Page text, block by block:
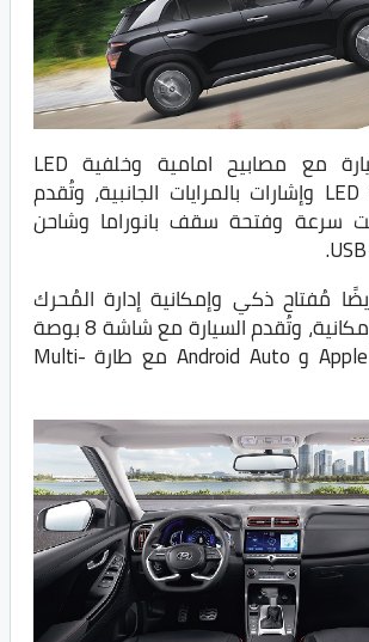
تُقدم ايضًا السيارة مع مصابيح امامية وخلفية LED
ومصابيح نهارية LED وإشارات بالمرايات الجانبية، وتُقدم
سرعة وفتحة سقف بانوراما وشاحن
مُفتاح ذكي وإمكانية إدارة المُحرك
بدون مُفتاح مع إمكانية، وتُقدم السيارة مع شاشة 8 بوصة
تدعم Apple Car Play و Android Auto مع طارة Multi-